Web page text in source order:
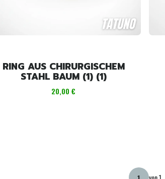
RING AUS CHIRURGISCHEM
STAHL BAUM (1) (1)
Preis
20,00 €